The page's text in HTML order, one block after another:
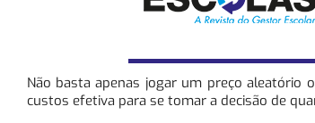
Não basta apenas jogar um preço aleatório
custos efetiva para se tomar a decisão de